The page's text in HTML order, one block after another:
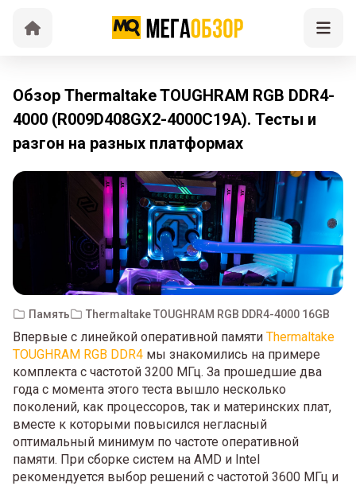
Обзор Thermaltake TOUGHRAM RGB DDR4-
4000 (R009D408GX2-4000C19A). Тесты и
разгон на разных платформах
Память Thermaltake TOUGHRAM RGB DDR4-4000 16GB
Впервые с линейкой оперативной памяти Thermaltake
TOUGHRAM RGB DDR4 мы знакомились на примере
комплекта с частотой 3200 МГц. За прошедшие два
года с момента этого теста вышло несколько
поколений, как процессоров, так и материнских плат,
вместе к которыми повысился негласный
оптимальный минимум по частоте оперативной
памяти. При сборке систем на AMD и Intel
рекомендуется выбор решений с частотой 3600 МГц и